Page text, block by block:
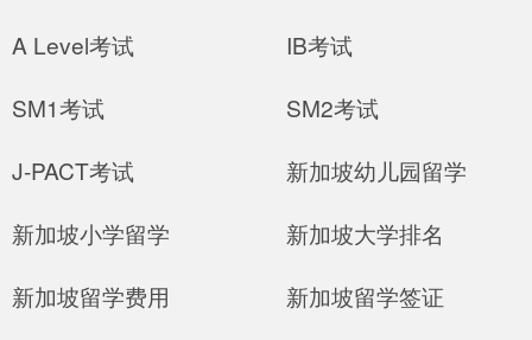
A Level考试
IB考试
SM1考试
SM2考试
J-PACT考试
新加坡幼儿园留学
新加坡小学留学
新加坡大学排名
新加坡留学费用
新加坡留学签证